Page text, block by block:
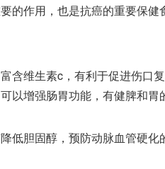
的作用，也是抗癌的重要保健
维生素c，有利于促进伤口复
以增强肠胃功能，有健脾和胃
胆固醇，预防动脉血管硬化